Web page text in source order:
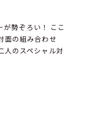
勢ぞろい！ ここ
面の組み合わせ
人のスペシャル対